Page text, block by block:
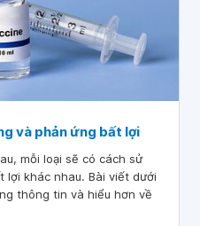
và phản ứng bất lợi
mỗi loại sẽ có cách sử
lợi khác nhau. Bài viết dưới
thông tin và hiểu hơn về